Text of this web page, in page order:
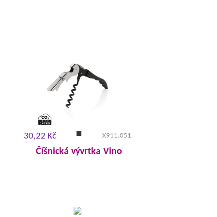
30,22 Kč X911.051
Číšnická vývrtka Vino